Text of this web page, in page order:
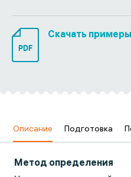
PDF
Скачать
Описание Подготовка
Метод определения